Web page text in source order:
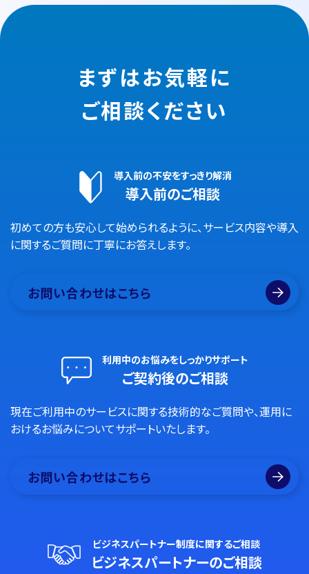
まずはお気軽に
ご相談ください
導入前の不安をすっきり解消
導入前のご相談
初めての方も安心して始められるように、サービス内容や導入
に関するご質問に丁寧にお答えします。
お問い合わせはこちら
利用中のお悩みをしっかりサポート
ご契約後のご相談
現在ご利用中のサービスに関する技術的なご質問や、運用に
おけるお悩みについてサポートいたします。
お問い合わせはこちら
ビジネスパートナー制度に関するご相談
ビジネスパートナーのご相談